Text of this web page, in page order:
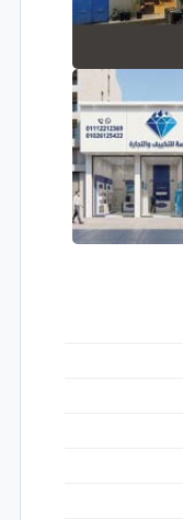
والتهوية في مصر.